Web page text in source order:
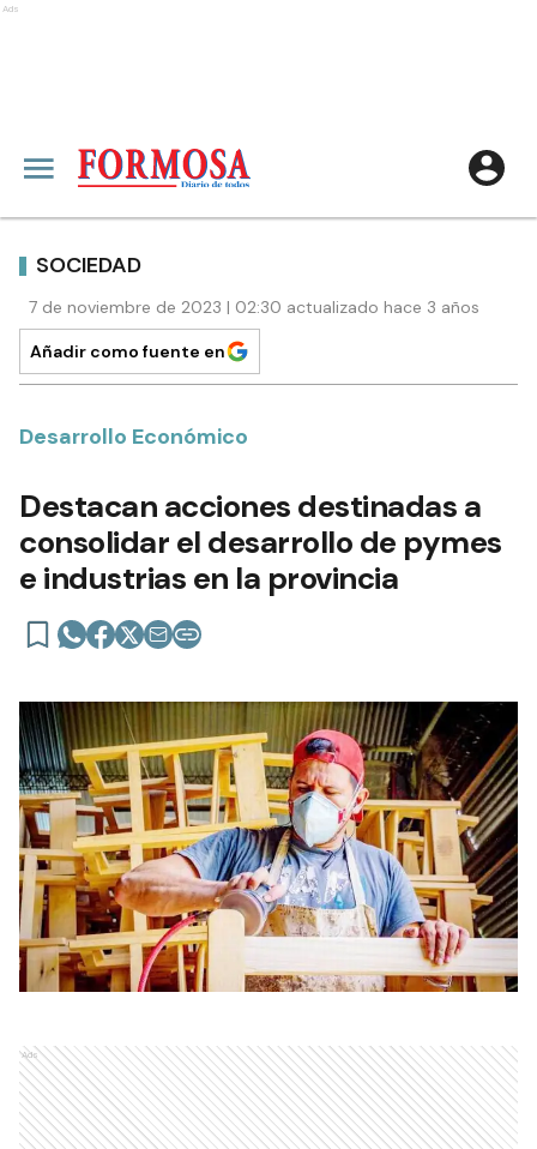
Ads
SOCIEDAD
7 de noviembre de 2023 | 02:30 actualizado hace 3 años
Añadir como fuente en
Desarrollo Económico
Destacan acciones destinadas a
consolidar el desarrollo de pymes
e industrias en la provincia
Ads